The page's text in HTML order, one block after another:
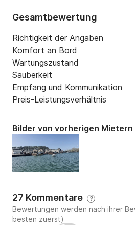
Gesamtbewertung
Richtigkeit der Angaben
Komfort an Bord
Wartungszustand
Sauberkeit
Empfang und Kommunikation
Preis-Leistungsverhältnis
Bilder von vorherigen Mietern
27 Kommentare ?
Bewertungen werden nach ihrer
besten zuerst)